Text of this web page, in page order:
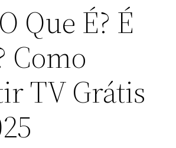
Que É? É
Como
TV Grátis